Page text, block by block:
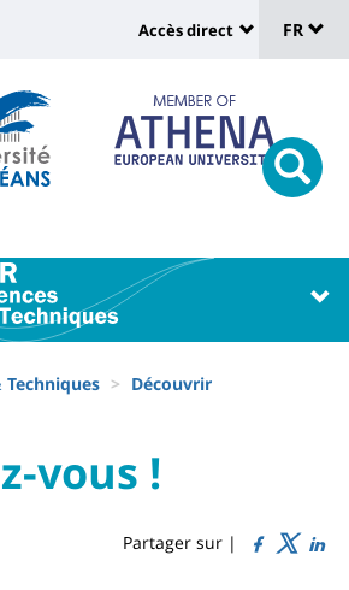
Site
:
Shortcut
links
Accès direct
de
FR
Techniques
Découvrir
vous !
Partager sur |